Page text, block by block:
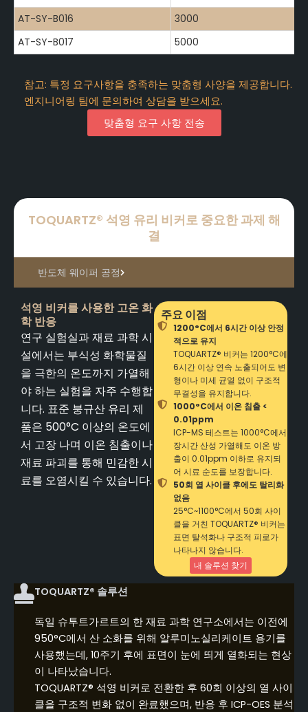
AT-SY-B016
3000
AT-SY-B017
5000
참고: 특정 요구사항을 충족하는 맞춤형 사양을 제공합니다.
엔지니어링 팀에 문의하여 상담을 받으세요.
맞춤형 요구 사항 전송
TOQUARTZ® 석영 유리 비커로 중요한 과제 해
결
반도체 웨이퍼 공정
석영 비커를 사용한 고온 화
학 반응
연구 실험실과 재료 과학 시
설에서는 부식성 화학물질
을 극한의 온도까지 가열해
야 하는 실험을 자주 수행합
니다. 표준 붕규산 유리 제
품은 500°C 이상의 온도에
서 고장 나며 이온 침출이나
재료 파괴를 통해 민감한 시
료를 오염시킬 수 있습니다.
주요 이점
1200°C에서 6시간 이상 안정
적으로 유지
TOQUARTZ® 비커는 1200°C에
6시간 이상 연속 노출되어도 변
형이나 미세 균열 없이 구조적
무결성을 유지합니다.
1000°C에서 이온 침출 <
0.01ppm
ICP-MS 테스트는 1000°C에서
장시간 산성 가열해도 이온 방
출이 0.01ppm 이하로 유지되
어 시료 순도를 보장합니다.
50회 열 사이클 후에도 탈리화
없음
25°C~1100°C에서 50회 사이
클을 거친 TOQUARTZ® 비커는
표면 탈석화나 구조적 피로가
나타나지 않습니다.
내 솔루션 찾기
TOQUARTZ® 솔루션
독일 슈투트가르트의 한 재료 과학 연구소에서는 이전에
950°C에서 산 소화를 위해 알루미노실리케이트 용기를
사용했는데, 10주기 후에 표면이 눈에 띄게 열화되는 현상
이 나타났습니다.
TOQUARTZ® 석영 비커로 전환한 후 60회 이상의 열 사이
클을 구조적 변화 없이 완료했으며, 반응 후 ICP-OES 분석